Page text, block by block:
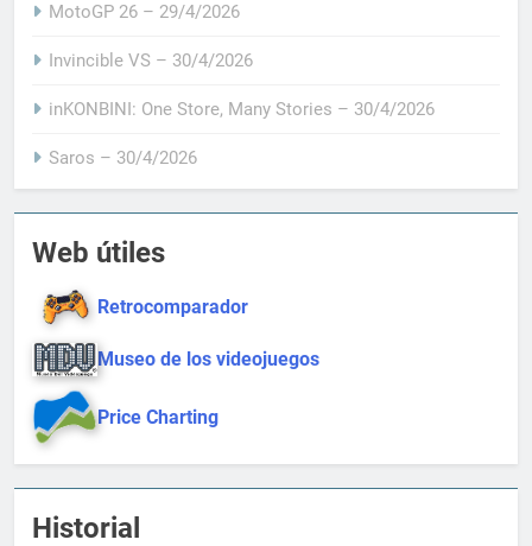
MotoGP 26 – 29/4/2026
Invincible VS – 30/4/2026
inKONBINI: One Store, Many Stories – 30/4/2026
Saros – 30/4/2026
Web útiles
Retrocomparador
Museo de los videojuegos
Price Charting
Historial